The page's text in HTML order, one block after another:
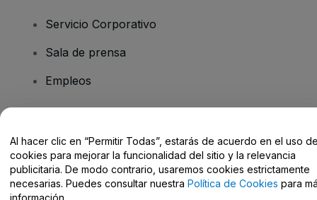
Servicio Corporativo
Sala de prensa
Empleos
Centro de Ayuda / Contacto
Al hacer clic en “Permitir Todas”, estarás de acuerdo en el uso
cookies para mejorar la funcionalidad del sitio y la relevancia
publicitaria. De modo contrario, usaremos cookies estrictamente
necesarias. Puedes consultar nuestra Política de Cookies para
información.